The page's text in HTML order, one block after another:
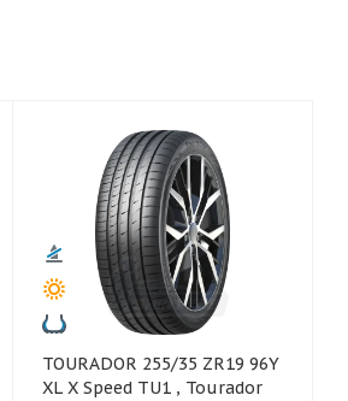
TOURADOR 255/35 ZR19 96Y
XL X Speed TU1 , Tourador